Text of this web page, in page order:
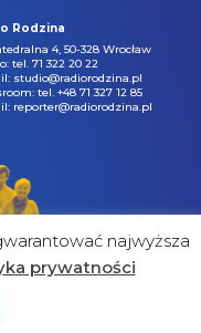
Rodzina
4, 50-328 Wrocław
tel. 71 322 20 22
studio@radiorodzina.pl
tel. +48 71 327 12 85
reporter@radiorodzina.pl
najwyższa
prywatności